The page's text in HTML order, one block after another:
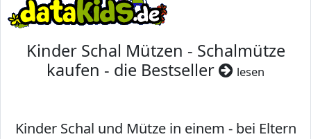
Kinder Schal Mützen - Schalmütze
kaufen - die Bestseller
lesen
Kinder Schal und Mütze in einem - bei Eltern